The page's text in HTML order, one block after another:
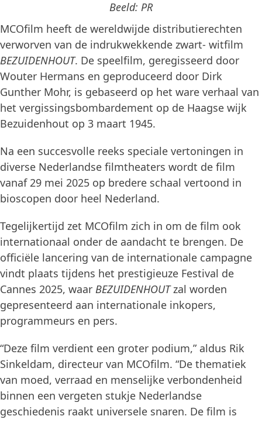
Beeld: PR
MCOfilm heeft de wereldwijde distributierechten
verworven van de indrukwekkende zwart- witfilm
BEZUIDENHOUT. De speelfilm, geregisseerd door
Wouter Hermans en geproduceerd door Dirk
Gunther Mohr, is gebaseerd op het ware verhaal van
het vergissingsbombardement op de Haagse wijk
Bezuidenhout op 3 maart 1945.
Na een succesvolle reeks speciale vertoningen in
diverse Nederlandse filmtheaters wordt de film
vanaf 29 mei 2025 op bredere schaal vertoond in
bioscopen door heel Nederland.
Tegelijkertijd zet MCOfilm zich in om de film ook
internationaal onder de aandacht te brengen. De
officiële lancering van de internationale campagne
vindt plaats tijdens het prestigieuze Festival de
Cannes 2025, waar BEZUIDENHOUTzal worden
gepresenteerd aan internationale inkopers,
programmeurs en pers.
“Deze film verdient een groter podium,” aldus Rik
Sinkeldam, directeur van MCOfilm. “De thematiek
van moed, verraad en menselijke verbondenheid
binnen een vergeten stukje Nederlandse
geschiedenis raakt universele snaren. De film is